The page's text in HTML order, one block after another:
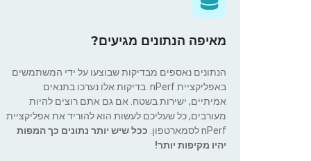
מאיפה הנתונים מגיעים?
הנתונים נאספים מבדיקות שבוצעו על ידי המשתמשים
באפליקציית nPerf. בדיקות אלו נערכו בתנאים
אמיתיים, ישירות בשטח. אם גם אתם רוצים להיות
מעורבים, כל שעליכם לעשות הוא להוריד את אפליקציית
nPerf לסמארטפון.
ככל שיש יותר נתונים כך המפות
יהיו מקיפות יותר!